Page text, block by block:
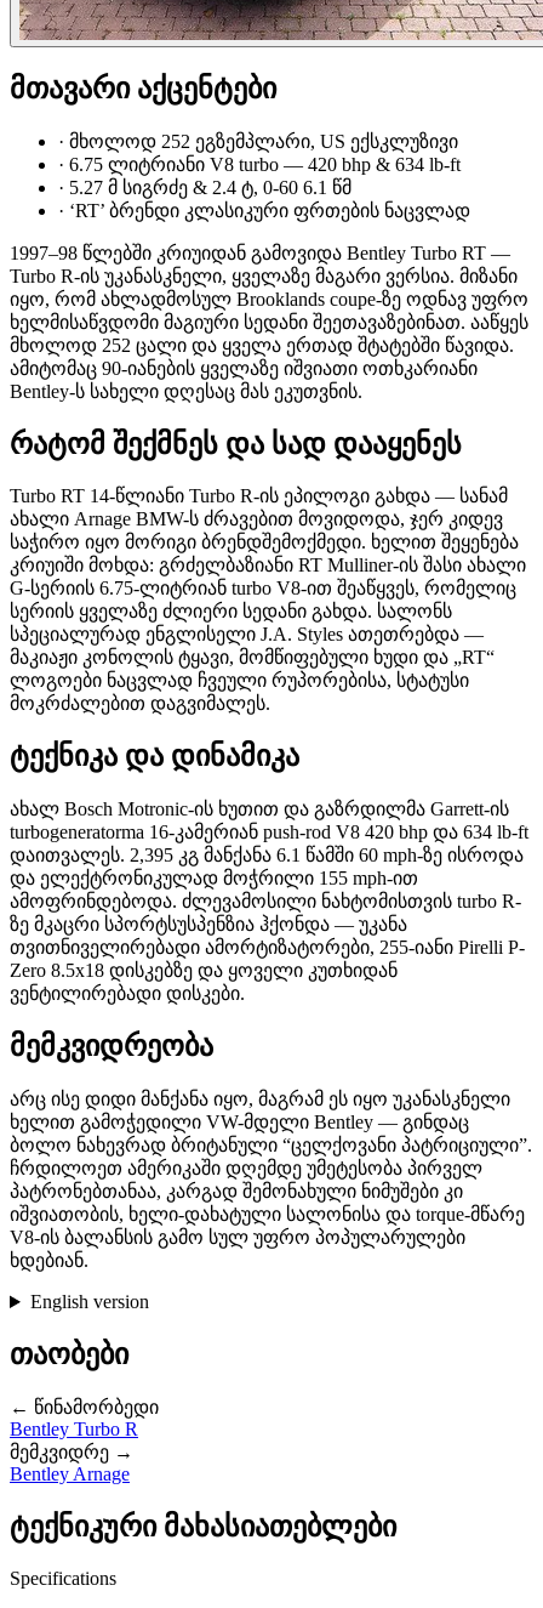
მთავარი აქცენტები
· მხოლოდ 252 ეგზემპლარი, US ექსკლუზივი
· 6.75 ლიტრიანი V8 turbo — 420 bhp & 634 lb-ft
· 5.27 მ სიგრძე & 2.4 ტ, 0-60 6.1 წმ
· ‘RT’ ბრენდი კლასიკური ფრთების ნაცვლად
1997–98 წლებში კრიუიდან გამოვიდა Bentley Turbo RT —
Turbo R-ის უკანასკნელი, ყველაზე მაგარი ვერსია. მიზანი
იყო, რომ ახლადმოსულ Brooklands coupe-ზე ოდნავ უფრო
ხელმისაწვდომი მაგიური სედანი შეეთავაზებინათ. ააწყეს
მხოლოდ 252 ცალი და ყველა ერთად შტატებში წავიდა.
ამიტომაც 90-იანების ყველაზე იშვიათი ოთხკარიანი
Bentley-ს სახელი დღესაც მას ეკუთვნის.
რატომ შექმნეს და სად დააყენეს
Turbo RT 14-წლიანი Turbo R-ის ეპილოგი გახდა — სანამ
ახალი Arnage BMW-ს ძრავებით მოვიდოდა, ჯერ კიდევ
საჭირო იყო მორიგი ბრენდშემოქმედი. ხელით შეყენება
კრიუიში მოხდა: გრძელბაზიანი RT Mulliner-ის შასი ახალი
G-სერიის 6.75-ლიტრიან turbo V8-ით შეაწყვეს, რომელიც
სერიის ყველაზე ძლიერი სედანი გახდა. სალონს
სპეციალურად ენგლისელი J.A. Styles ათეთრებდა —
მაკიაჟი კონოლის ტყავი, მომწიფებული ხუდი და „RT“
ლოგოები ნაცვლად ჩვეული რუპორებისა, სტატუსი
მოკრძალებით დაგვიმალეს.
ტექნიკა და დინამიკა
ახალ Bosch Motronic-ის ხუთით და გაზრდილმა Garrett-ის
turbogeneratorma 16-კამერიან push-rod V8 420 bhp და 634 lb-ft
დაითვალეს. 2,395 კგ მანქანა 6.1 წამში 60 mph-ზე ისროდა
და ელექტრონიკულად მოჭრილი 155 mph-ით
ამოფრინდებოდა. ძლევამოსილი ნახტომისთვის turbo R-
ზე მკაცრი სპორტსუსპენზია ჰქონდა — უკანა
თვითნიველირებადი ამორტიზატორები, 255-იანი Pirelli P-
Zero 8.5x18 დისკებზე და ყოველი კუთხიდან
ვენტილირებადი დისკები.
მემკვიდრეობა
არც ისე დიდი მანქანა იყო, მაგრამ ეს იყო უკანასკნელი
ხელით გამოჭედილი VW-მდელი Bentley — გინდაც
ბოლო ნახევრად ბრიტანული “ცელქოვანი პატრიციული”.
ჩრდილოეთ ამერიკაში დღემდე უმეტესობა პირველ
პატრონებთანაა, კარგად შემონახული ნიმუშები კი
იშვიათობის, ხელი-დახატული სალონისა და torque-მწარე
V8-ის ბალანსის გამო სულ უფრო პოპულარულები
ხდებიან.
English version
თაობები
← წინამორბედი
Bentley Turbo R
მემკვიდრე →
Bentley Arnage
ტექნიკური მახასიათებლები
Specifications